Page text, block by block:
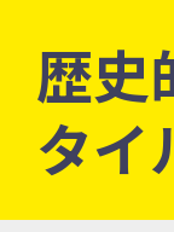
歴史
タイ